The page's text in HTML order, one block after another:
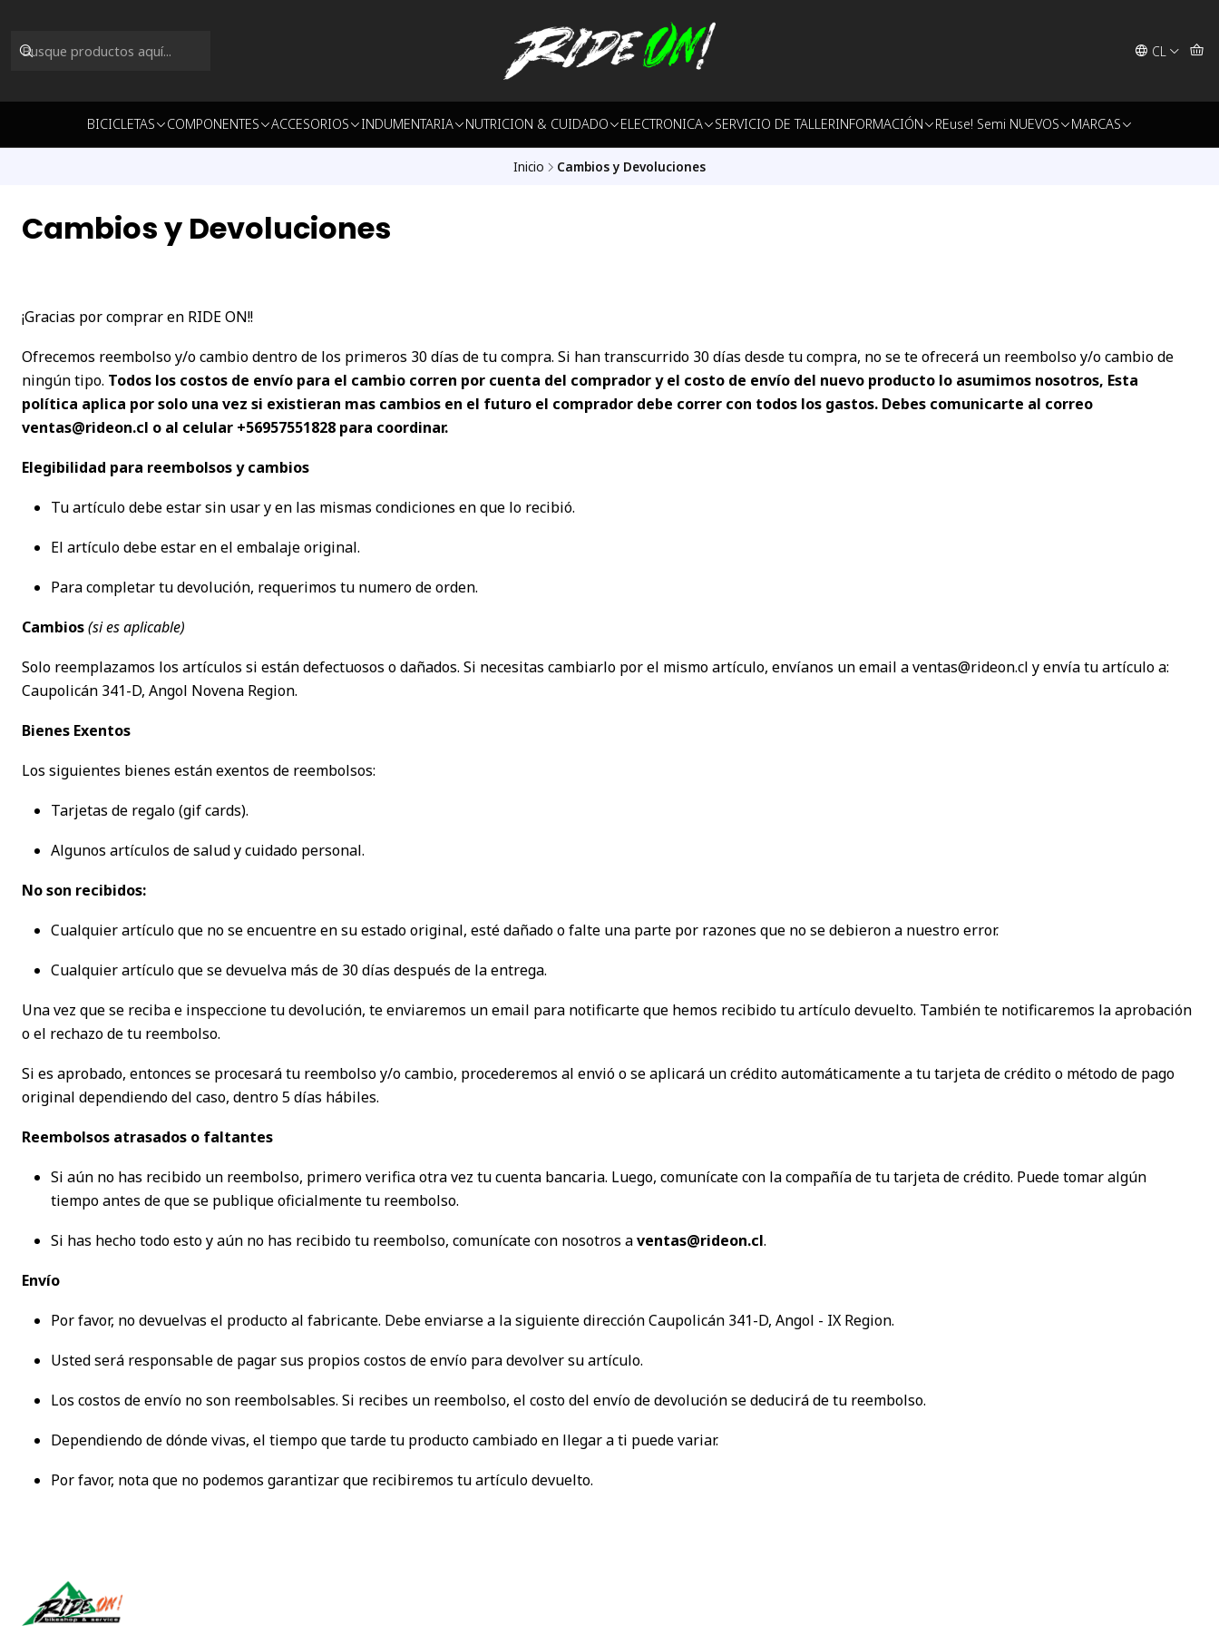
CL
BICICLETAS COMPONENTES ACCESORIOS INDUMENTARIA NUTRICION & CUIDADO ELECTRONICA SERVICIO DE TALLERINFORMACIÓN REuse! Semi NUEVOS MARCAS
Inicio Cambios y Devoluciones
Cambios y Devoluciones
¡Gracias por comprar en RIDE ON!!
Ofrecemos reembolso y/o cambio dentro de los primeros 30 días de tu compra. Si han transcurrido 30 días desde tu compra, no se te ofrecerá un reembolso y/o cambio de
ningún tipo. Todos los costos de envío para el cambio corren por cuenta del comprador y el costo de envío del nuevo producto lo asumimos nosotros, Esta
política aplica por solo una vez si existieran mas cambios en el futuro el comprador debe correr con todos los gastos. Debes comunicarte al correo
ventas@rideon.cl o al celular +56957551828 para coordinar.
Elegibilidad para reembolsos y cambios
Tu artículo debe estar sin usar y en las mismas condiciones en que lo recibió.
El artículo debe estar en el embalaje original.
Para completar tu devolución, requerimos tu numero de orden.
Cambios(si es aplicable)
Solo reemplazamos los artículos si están defectuosos o dañados. Si necesitas cambiarlo por el mismo artículo, envíanos un email a ventas@rideon.cl y envía tu artículo a:
Caupolicán 341-D, Angol Novena Region.
Bienes Exentos
Los siguientes bienes están exentos de reembolsos:
Tarjetas de regalo (gif cards).
Algunos artículos de salud y cuidado personal.
No son recibidos:
Cualquier artículo que no se encuentre en su estado original, esté dañado o falte una parte por razones que no se debieron a nuestro error.
Cualquier artículo que se devuelva más de 30 días después de la entrega.
Una vez que se reciba e inspeccione tu devolución, te enviaremos un email para notificarte que hemos recibido tu artículo devuelto. También te notificaremos la aprobación
o el rechazo de tu reembolso.
Si es aprobado, entonces se procesará tu reembolso y/o cambio, procederemos al envió o se aplicará un crédito automáticamente a tu tarjeta de crédito o método de pago
original dependiendo del caso, dentro 5 días hábiles.
Reembolsos atrasados ​​o faltantes
Si aún no has recibido un reembolso, primero verifica otra vez tu cuenta bancaria. Luego, comunícate con la compañía de tu tarjeta de crédito. Puede tomar algún
tiempo antes de que se publique oficialmente tu reembolso.
Si has hecho todo esto y aún no has recibido tu reembolso, comunícate con nosotros aventas@rideon.cl.
Envío
Por favor, no devuelvas el producto al fabricante. Debe enviarse a la siguiente dirección Caupolicán 341-D, Angol - IX Region.
Usted será responsable de pagar sus propios costos de envío para devolver su artículo.
Los costos de envío no son reembolsables. Si recibes un reembolso, el costo del envío de devolución se deducirá de tu reembolso.
Dependiendo de dónde vivas, el tiempo que tarde tu producto cambiado en llegar a ti puede variar.
Por favor, nota que no podemos garantizar que recibiremos tu artículo devuelto.